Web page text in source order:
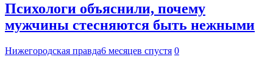
Психологи объяснили, почему
мужчины стесняются быть нежными
Нижегородская правда6 месяцев спустя 0